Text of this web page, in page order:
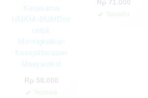
Kerjasama
UMKM–BUMDes
untuk
Meningkatkan
Kesejahteraaan
Masyarakat
Rp 58.000
Tersedia
Rp 71.000
Tersedia